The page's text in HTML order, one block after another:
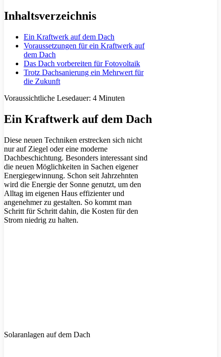
Inhaltsverzeichnis
Ein Kraftwerk auf dem Dach
Voraussetzungen für ein Kraftwerk auf
dem Dach
Das Dach vorbereiten für Fotovoltaik
Trotz Dachsanierung ein Mehrwert für
die Zukunft
Voraussichtliche Lesedauer: 4 Minuten
Ein Kraftwerk auf dem Dach
Diese neuen Techniken erstrecken sich nicht
nur auf Ziegel oder eine moderne
Dachbeschichtung. Besonders interessant sind
die neuen Möglichkeiten in Sachen eigener
Energiegewinnung. Schon seit Jahrzehnten
wird die Energie der Sonne genutzt, um den
Alltag im eigenen Haus effizienter und
angenehmer zu gestalten. So kommt man
Schritt für Schritt dahin, die Kosten für den
Strom niedrig zu halten.
Solaranlagen auf dem Dach